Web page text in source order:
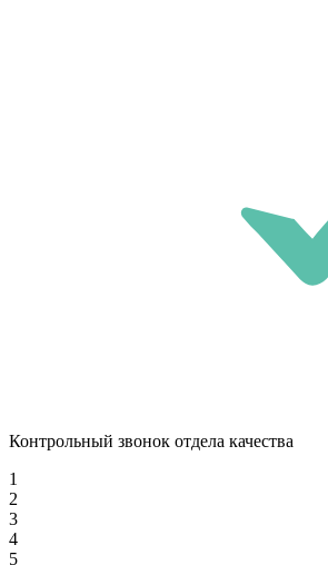
Контрольный звонок отдела качества
1
2
3
4
5